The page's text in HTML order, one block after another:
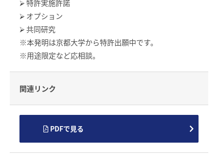
⮚ 特許実施許諾
⮚ オプション
⮚ 共同研究
※本発明は京都大学から特許出願中です。
※用途限定など応相談。
関連リンク
PDFで見る